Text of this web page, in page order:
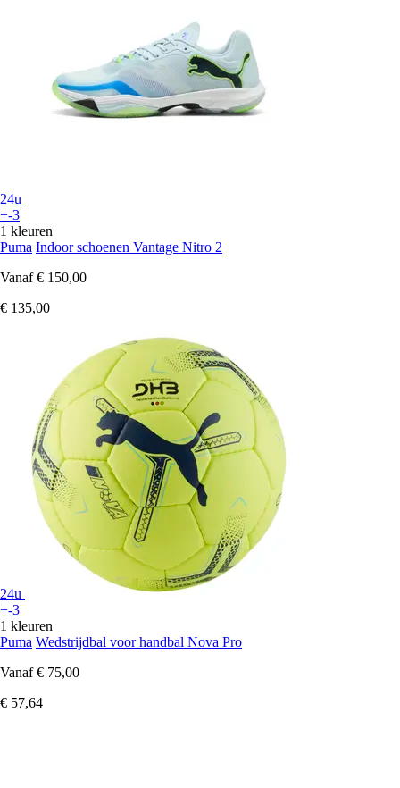
24u
+-3
1 kleuren
Puma Indoor schoenen Vantage Nitro 2
Vanaf € 150,00
€ 135,00
24u
+-3
1 kleuren
Puma Wedstrijdbal voor handbal Nova Pro
Vanaf € 75,00
€ 57,64